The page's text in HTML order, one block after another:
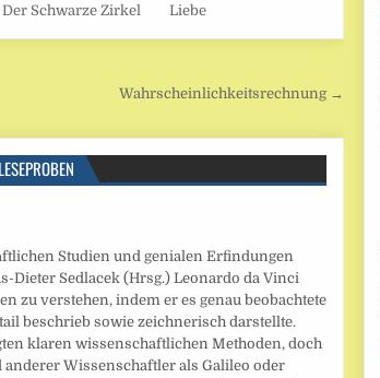
Der Schwarze Zirkel
Liebe
Wahrscheinlichkeitsrechnung →
Studien und genialen Erfindungen
Dieter Sedlacek (Hrsg.) Leonardo da Vinci
zu verstehen, indem er es genau beobachtete
beschrieb sowie zeichnerisch darstellte.
klaren wissenschaftlichen Methoden, doch
Wissenschaftler als Galileo oder